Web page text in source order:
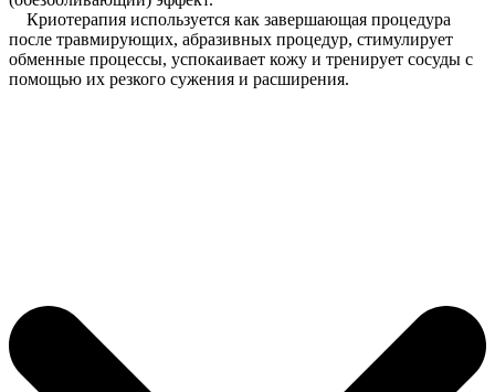
Криотерапия используется как завершающая процедура
после травмирующих, абразивных процедур, стимулирует
обменные процессы, успокаивает кожу и тренирует сосуды с
помощью их резкого сужения и расширения.